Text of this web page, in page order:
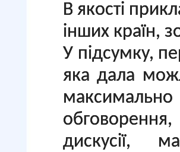
В якості
інших країн,
У підсумку,
яка дала
дискусії,